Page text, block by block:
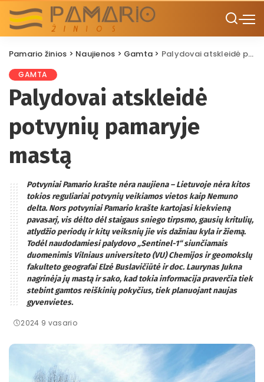
Pamario žinios > Naujienos > Gamta > Palydovai atskleidė potvynių pamaryje mastą
GAMTA
Palydovai atskleidė
potvynių pamaryje
mastą
Potvyniai Pamario krašte nėra naujiena – Lietuvoje nėra kitos
tokios reguliariai potvynių veikiamos vietos kaip Nemuno
delta. Nors potvyniai Pamario krašte kartojasi kiekvieną
pavasarį, vis dėlto dėl staigaus sniego tirpsmo, gausių kritulių,
atlydžio periodų ir kitų veiksnių jie vis dažniau kyla ir žiemą.
Todėl naudodamiesi palydovo „Sentinel-1“ siunčiamais
duomenimis Vilniaus universiteto (VU) Chemijos ir geomokslų
fakulteto geografai Elzė Buslavičiūtė ir doc. Laurynas Jukna
nagrinėja jų mastą ir sako, kad tokia informacija praverčia tiek
stebint gamtos reiškinių pokyčius, tiek planuojant naujas
gyvenvietes.
2024 9 vasario